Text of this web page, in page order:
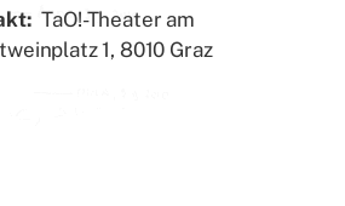
TaO!-Theater am
1, 8010 Graz